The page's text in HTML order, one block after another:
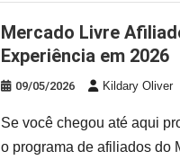
Mercado Livre Afiliados Funciona Mesmo? Minha
Experiência em 2026
09/05/2026 Kildary Oliver
Se você chegou até aqui
o programa de afiliados do